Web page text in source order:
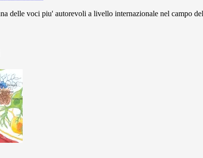
delle voci piu' autorevoli a livello internazionale nel campo